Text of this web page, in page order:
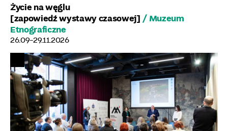
Życie na węglu
[zapowiedź wystawy czasowej] / Muzeum
Etnograficzne
26.09-29.11.2026